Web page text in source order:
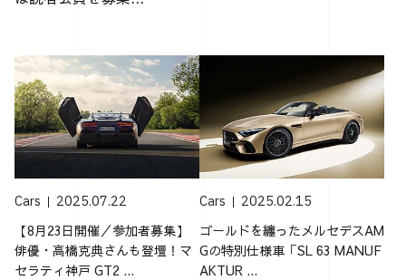
Cars 2025.07.22
【8月23日開催／参加者募集】
俳優・高橋克典さんも登壇！マ
セラティ神戸 GT2 ...
Cars 2025.02.15
ゴールドを纏ったメルセデスAM
Gの特別仕様車「SL 63 MANUF
AKTUR ...